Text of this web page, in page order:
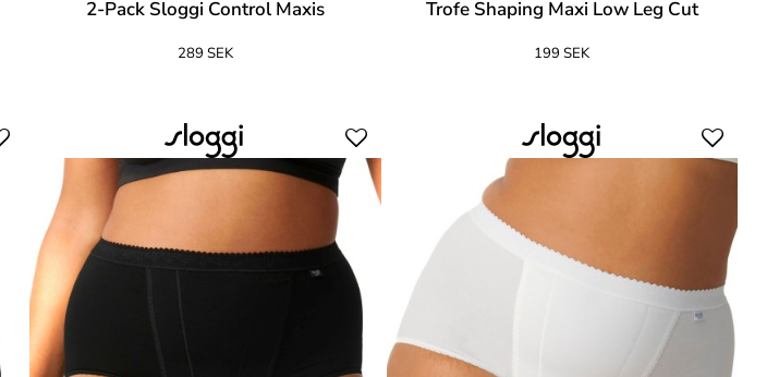
2-Pack Sloggi Control Maxis
289 SEK
Trofe Shaping Maxi Low Leg Cut
199 SEK